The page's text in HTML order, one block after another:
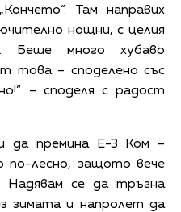
Там направих
нощни, с целия
Беше много хубаво
това – споделено със
– споделя с радост
да премина Е-3 Ком –
по-лесно, защото вече
Надявам се да тръгна
зимата и напролет да